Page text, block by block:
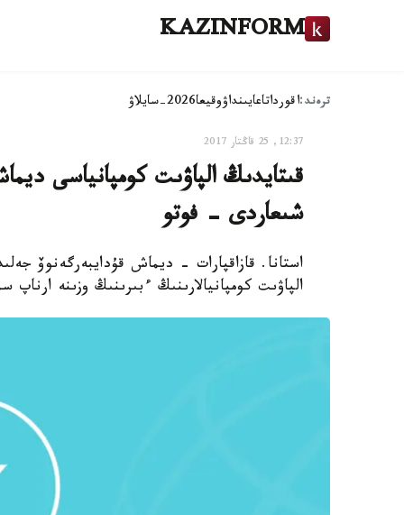
KAZINFORM
ترەند:اقورداتاعايىنداۋوقيعا2026-سايلاۋ
12:37, 25 قاڭتار 2017
قىتايدىڭ الپاۋىت كومپانياسى
شىعاردى - فوتو
استانا. قازاقپارات - ديماش قۇدايبەرگەنوۆ
الپاۋىت كومپانيالارىنىڭ ءبىرىنىڭ وزىنە ارناپ